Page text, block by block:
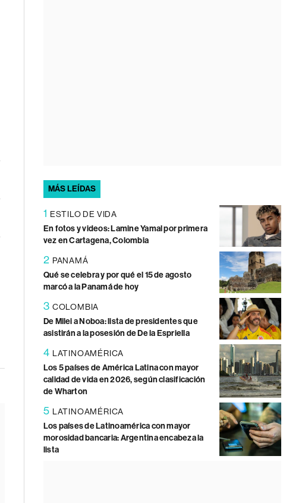
MÁS LEÍDAS
1 ESTILO DE VIDA
En fotos y videos: Lamine Yamal por primera
vez en Cartagena, Colombia
2 PANAMÁ
Qué se celebra y por qué el 15 de agosto
marcó a la Panamá de hoy
3 COLOMBIA
De Milei a Noboa: lista de presidentes que
asistirán a la posesión de De la Espriella
4 LATINOAMÉRICA
Los 5 países de América Latina con mayor
calidad de vida en 2026, según clasificación
de Wharton
5 LATINOAMÉRICA
Los países de Latinoamérica con mayor
morosidad bancaria: Argentina encabeza la
lista